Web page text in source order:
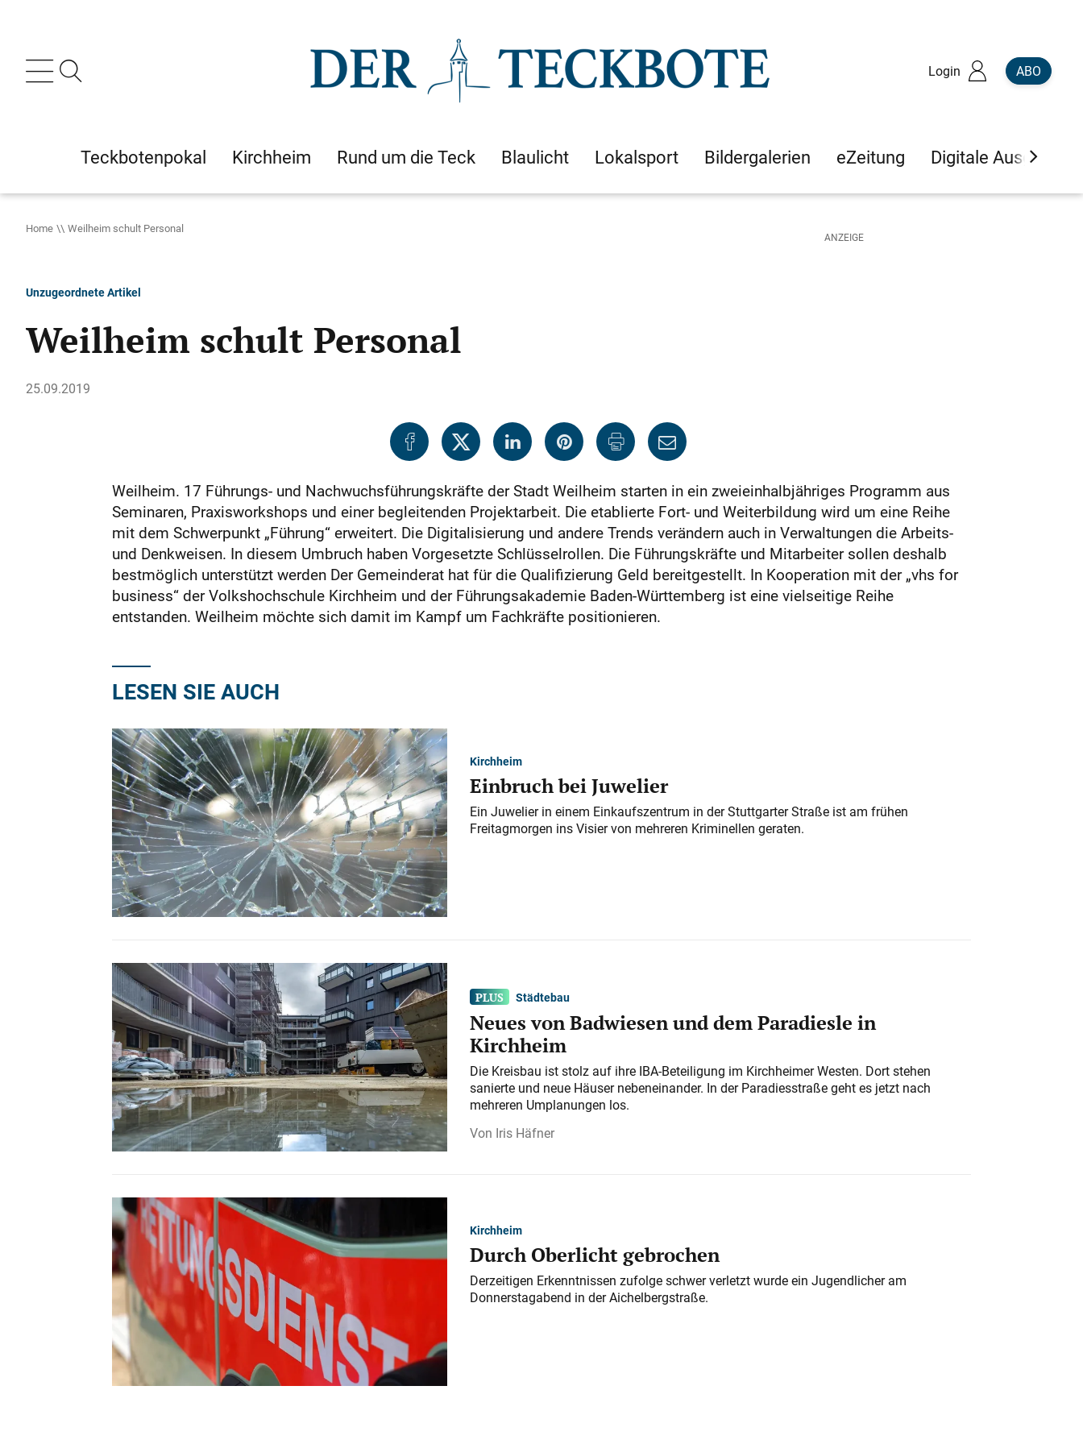
Login ABO
Teckbotenpokal Kirchheim Rund um die Teck Blaulicht Lokalsport Bildergalerien eZeitung Digitale Ausgaben
Home Weilheim schult Personal
Unzugeordnete Artikel
Weilheim schult Personal
25.09.2019
Weilheim. 17 Führungs- und Nachwuchsführungskräfte der Stadt Weilheim starten in ein zweieinhalbjähriges Programm aus
Seminaren, Praxisworkshops und einer begleitenden Projektarbeit. Die etablierte Fort- und Weiterbildung wird um eine Reihe
mit dem Schwerpunkt „Führung“ erweitert. Die Digitalisierung und andere Trends verändern auch in Verwaltungen die Arbeits-
und Denkweisen. In diesem Umbruch haben Vorgesetzte Schlüsselrollen. Die Führungskräfte und Mitarbeiter sollen deshalb
bestmöglich unterstützt werden Der Gemeinderat hat für die Qualifizierung Geld bereitgestellt. In Kooperation mit der „vhs for
business“ der Volkshochschule Kirchheim und der Führungsakademie Baden-Württemberg ist eine vielseitige Reihe
entstanden. Weilheim möchte sich damit im Kampf um Fachkräfte positionieren.
LESEN SIE AUCH
Kirchheim
Einbruch bei Juwelier
Ein Juwelier in einem Einkaufszentrum in der Stuttgarter Straße ist am frühen
Freitagmorgen ins Visier von mehreren Kriminellen geraten.
Städtebau
Neues von Badwiesen und dem Paradiesle in
Kirchheim
Die Kreisbau ist stolz auf ihre IBA-Beteiligung im Kirchheimer Westen. Dort stehen
sanierte und neue Häuser nebeneinander. In der Paradiesstraße geht es jetzt nach
mehreren Umplanungen los.
Iris Häfner
Kirchheim
Durch Oberlicht gebrochen
Derzeitigen Erkenntnissen zufolge schwer verletzt wurde ein Jugendlicher am
Donnerstagabend in der Aichelbergstraße.